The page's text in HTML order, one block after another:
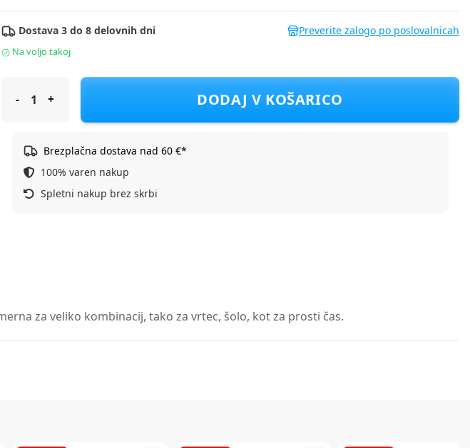
Dostava 3 do 8 delovnih dni Preverite zalogo po poslovalnicah
Na voljo takoj
S.Oliver majica KR 2178545 D Oranžna 80
DODAJ V KOŠARICO
Brezplačna dostava nad 60 €*
100% varen nakup
Spletni nakup brez skrbi
za veliko kombinacij, tako za vrtec, šolo, kot za prosti čas.